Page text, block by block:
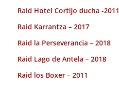
Raid Hotel Cortijo ducha -2011
Raid Karrantza – 2017
Raid la Perseverancia – 2018
Raid Lago de Antela – 2018
Raid los Boxer – 2011